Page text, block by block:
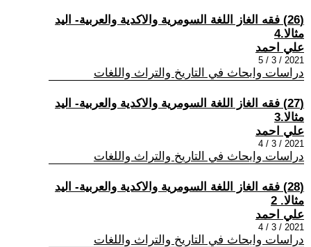
(26) فقه الغاز اللغة السومرية والاكدية والعربية- اليد
مثالا.4
علي احمد
2021 / 3 / 5
دراسات وابحاث في التاريخ والتراث واللغات
(27) فقه الغاز اللغة السومرية والاكدية والعربية- اليد
مثالا.3
علي احمد
2021 / 3 / 4
دراسات وابحاث في التاريخ والتراث واللغات
(28) فقه الغاز اللغة السومرية والاكدية والعربية- اليد
مثالا. 2
علي احمد
2021 / 3 / 4
دراسات وابحاث في التاريخ والتراث واللغات